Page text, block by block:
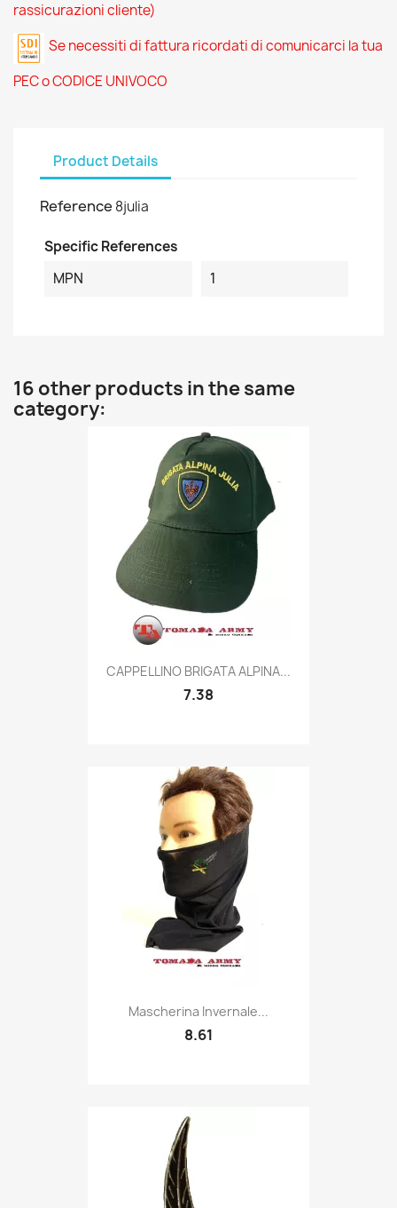
rassicurazioni cliente)
Se necessiti di fattura ricordati di comunicarci la tua
PEC o CODICE UNIVOCO
Product Details
Reference 8julia
Specific References
MPN
1
16 other products in the same
category:
Quick view
CAPPELLINO BRIGATA ALPINA...
7.38
Quick view
Mascherina Invernale...
8.61